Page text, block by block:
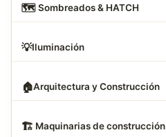
🗺️ Sombreados & HATCH
💡Iluminación
🏠Arquitectura y Construcción
🏗 ️ Maquinarias de construcción